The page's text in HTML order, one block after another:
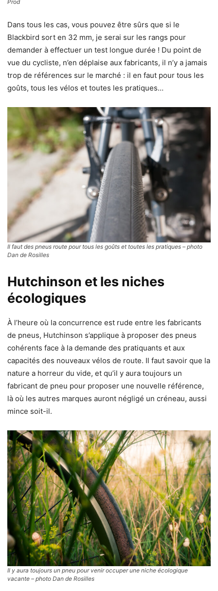
Prod
Dans tous les cas, vous pouvez être sûrs que si le
Blackbird sort en 32 mm, je serai sur les rangs pour
demander à effectuer un test longue durée ! Du point de
vue du cycliste, n’en déplaise aux fabricants, il n’y a jamais
trop de références sur le marché : il en faut pour tous les
goûts, tous les vélos et toutes les pratiques…
Il faut des pneus route pour tous les goûts et toutes les pratiques – photo
Dan de Rosilles
Hutchinson et les niches
écologiques
À l’heure où la concurrence est rude entre les fabricants
de pneus, Hutchinson s’applique à proposer des pneus
cohérents face à la demande des pratiquants et aux
capacités des nouveaux vélos de route. Il faut savoir que la
nature a horreur du vide, et qu’il y aura toujours un
fabricant de pneu pour proposer une nouvelle référence,
là où les autres marques auront négligé un créneau, aussi
mince soit-il.
Il y aura toujours un pneu pour venir occuper une niche écologique
vacante – photo Dan de Rosilles